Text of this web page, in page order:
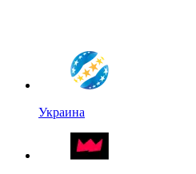
Украина